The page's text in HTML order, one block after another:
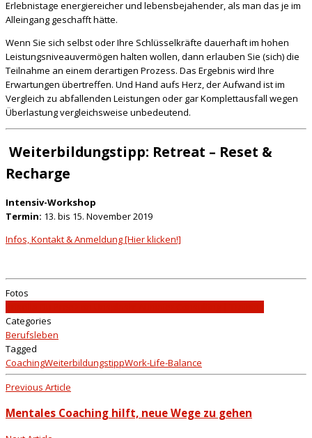
Erlebnistage energiereicher und lebensbejahender, als man das je im
Alleingang geschafft hätte.
Wenn Sie sich selbst oder Ihre Schlüsselkräfte dauerhaft im hohen
Leistungsniveauvermögen halten wollen, dann erlauben Sie (sich) die
Teilnahme an einem derartigen Prozess. Das Ergebnis wird Ihre
Erwartungen übertreffen. Und Hand aufs Herz, der Aufwand ist im
Vergleich zu abfallenden Leistungen oder gar Komplettausfall wegen
Überlastung vergleichsweise unbedeutend.
Weiterbildungstipp: Retreat – Reset &
Recharge
Intensiv-Workshop
Termin: 13. bis 15. November 2019
Infos, Kontakt & Anmeldung [Hier klicken!]
Fotos
Categories
Berufsleben
Tagged
CoachingWeiterbildungstippWork-Life-Balance
Previous Article
Mentales Coaching hilft, neue Wege zu gehen